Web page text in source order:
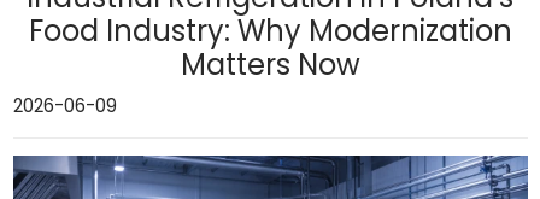
Food Industry: Why Modernization
Matters Now
2026-06-09